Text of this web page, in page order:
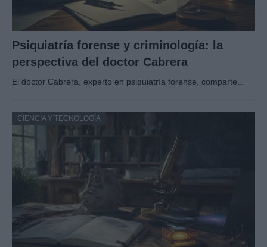
Psiquiatría forense y criminología: la
perspectiva del doctor Cabrera
El doctor Cabrera, experto en psiquiatría forense, comparte…
CIENCIA Y TECNOLOGÍA